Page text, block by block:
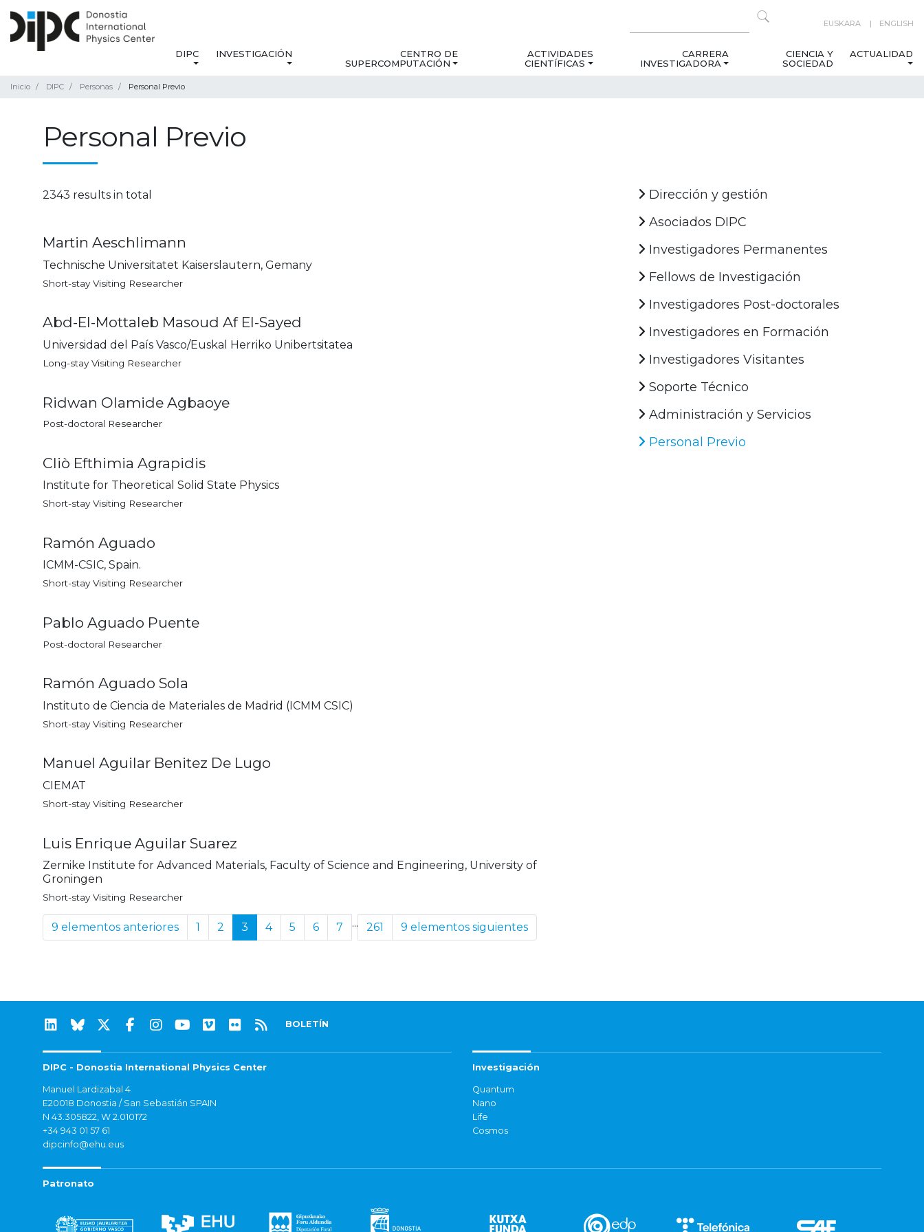
EUSKARA ENGLISH
DIPC INVESTIGACIÓN
CENTRO DE
SUPERCOMPUTACIÓN
ACTIVIDADES
CIENTÍFICAS
CARRERA
INVESTIGADORA
CIENCIA Y
SOCIEDAD
ACTUALIDAD
Inicio DIPC Personas Personal Previo
Personal Previo
2343 results in total
Martin Aeschlimann
Technische Universitatet Kaiserslautern, Gemany
Short-stay Visiting Researcher
Abd-El-Mottaleb Masoud Af El-Sayed
Universidad del País Vasco/Euskal Herriko Unibertsitatea
Long-stay Visiting Researcher
Ridwan Olamide Agbaoye
Post-doctoral Researcher
Cliò Efthimia Agrapidis
Institute for Theoretical Solid State Physics
Short-stay Visiting Researcher
Ramón Aguado
ICMM-CSIC, Spain.
Short-stay Visiting Researcher
Pablo Aguado Puente
Post-doctoral Researcher
Ramón Aguado Sola
Instituto de Ciencia de Materiales de Madrid (ICMM CSIC)
Short-stay Visiting Researcher
Manuel Aguilar Benitez De Lugo
CIEMAT
Short-stay Visiting Researcher
Luis Enrique Aguilar Suarez
Zernike Institute for Advanced Materials, Faculty of Science and Engineering, University of
Groningen
Short-stay Visiting Researcher
9 elementos anteriores 1 2 3 4 5 6 7 ... 261 9 elementos siguientes
Dirección y gestión
Asociados DIPC
Investigadores Permanentes
Fellows de Investigación
Investigadores Post-doctorales
Investigadores en Formación
Investigadores Visitantes
Soporte Técnico
Administración y Servicios
Personal Previo
BOLETÍN
DIPC - Donostia International Physics Center
Manuel Lardizabal 4
E20018 Donostia / San Sebastián SPAIN
N 43.305822, W 2.010172
+34 943 01 57 61
dipcinfo@ehu.eus
Investigación
Quantum
Nano
Life
Cosmos
Patronato